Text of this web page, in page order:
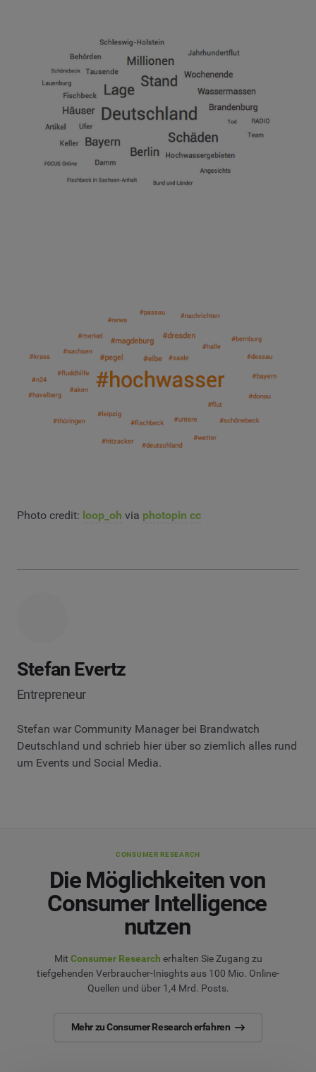
Photo credit: loop_oh via photopin cc
Stefan Evertz
Entrepreneur
Stefan war Community Manager bei Brandwatch
Deutschland und schrieb hier über so ziemlich alles rund
um Events und Social Media.
CONSUMER RESEARCH
Die Möglichkeiten von
Consumer Intelligence
nutzen
Mit Consumer Research erhalten Sie Zugang zu
tiefgehenden Verbraucher-Inisghts aus 100 Mio. Online-
Quellen und über 1,4 Mrd. Posts.
Mehr zu Consumer Research erfahren